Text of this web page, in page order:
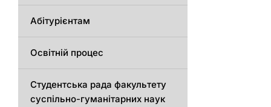
Абітурієнтам
Освітній процес
Студентська рада факультету
суспільно-гуманітарних наук